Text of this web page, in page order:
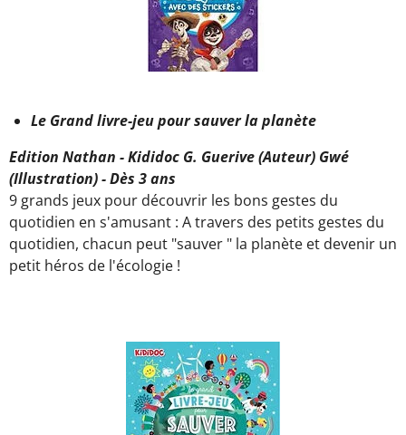
Le Grand livre-jeu pour sauver la planète
Edition Nathan - Kididoc G. Guerive (Auteur) Gwé
(Illustration) - Dès 3 ans
9 grands jeux pour découvrir les bons gestes du
quotidien en s'amusant : A travers des petits gestes du
quotidien, chacun peut "sauver " la planète et devenir un
petit héros de l'écologie !